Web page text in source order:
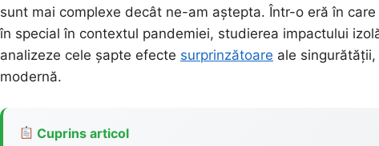
sunt mai complexe decât ne-am aștepta. Într-o eră în
în special în contextul pandemiei, studierea impactului
analizeze cele șapte efecte surprinzătoare ale
modernă.
Cuprins articol